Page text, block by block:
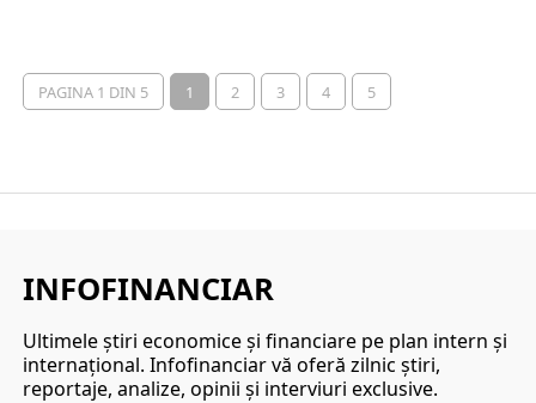
PAGINA 1 DIN 5 1 2 3 4 5
INFOFINANCIAR
Ultimele ştiri economice şi financiare pe plan intern şi
internaţional. Infofinanciar vă oferă zilnic ştiri,
reportaje, analize, opinii şi interviuri exclusive.